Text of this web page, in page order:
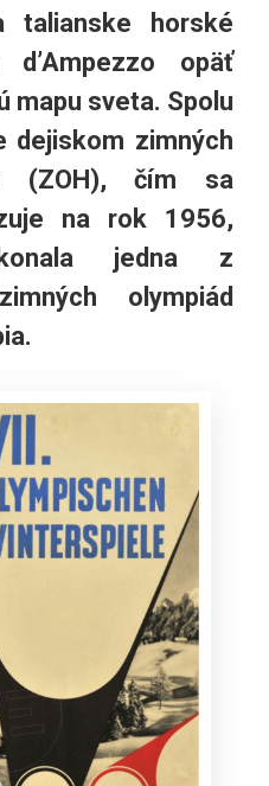
horské
opäť
mapu sveta. Spolu
dejiskom zimných
(ZOH), čím sa
na rok 1956,
jedna z
olympiád